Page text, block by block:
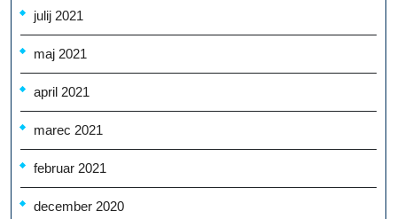
julij 2021
maj 2021
april 2021
marec 2021
februar 2021
december 2020